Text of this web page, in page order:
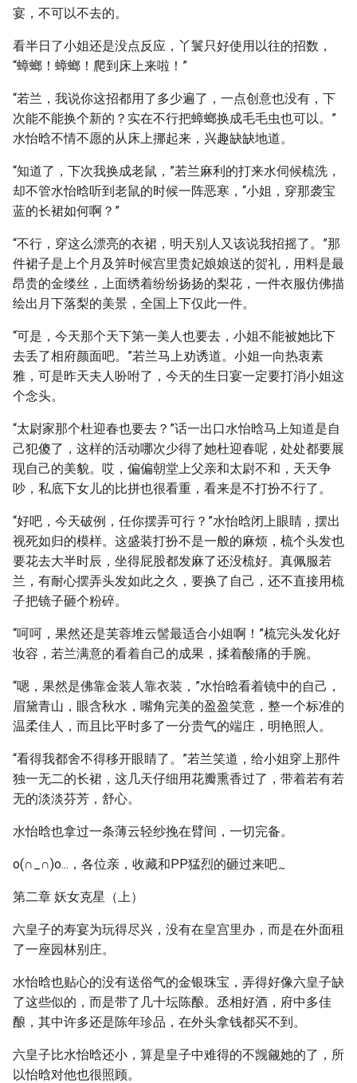
宴，不可以不去的。
看半日了小姐还是没点反应，丫鬟只好使用以往的招数，
“蟑螂！蟑螂！爬到床上来啦！”
“若兰，我说你这招都用了多少遍了，一点创意也没有，下
次能不能换个新的？实在不行把蟑螂换成毛毛虫也可以。”
水怡晗不情不愿的从床上挪起来，兴趣缺缺地道。
“知道了，下次我换成老鼠，”若兰麻利的打来水伺候梳洗，
却不管水怡晗听到老鼠的时候一阵恶寒，“小姐，穿那袭宝
蓝的长裙如何啊？”
“不行，穿这么漂亮的衣裙，明天别人又该说我招摇了。”那
件裙子是上个月及笄时候宫里贵妃娘娘送的贺礼，用料是最
昂贵的金缕丝，上面绣着纷纷扬扬的梨花，一件衣服仿佛描
绘出月下落梨的美景，全国上下仅此一件。
“可是，今天那个天下第一美人也要去，小姐不能被她比下
去丢了相府颜面吧。”若兰马上劝诱道。小姐一向热衷素
雅，可是昨天夫人吩咐了，今天的生日宴一定要打消小姐这
个念头。
“太尉家那个杜迎春也要去？”话一出口水怡晗马上知道是自
己犯傻了，这样的活动哪次少得了她杜迎春呢，处处都要展
现自己的美貌。哎，偏偏朝堂上父亲和太尉不和，天天争
吵，私底下女儿的比拼也很看重，看来是不打扮不行了。
“好吧，今天破例，任你摆弄可行？”水怡晗闭上眼睛，摆出
视死如归的模样。这盛装打扮不是一般的麻烦，梳个头发也
要花去大半时辰，坐得屁股都发麻了还没梳好。真佩服若
兰，有耐心摆弄头发如此之久，要换了自己，还不直接用梳
子把镜子砸个粉碎。
“呵呵，果然还是芙蓉堆云髻最适合小姐啊！”梳完头发化好
妆容，若兰满意的看着自己的成果，揉着酸痛的手腕。
“嗯，果然是佛靠金装人靠衣装，”水怡晗看着镜中的自己，
眉黛青山，眼含秋水，嘴角完美的盈盈笑意，整一个标准的
温柔佳人，而且比平时多了一分贵气的端庄，明艳照人。
“看得我都舍不得移开眼睛了。”若兰笑道，给小姐穿上那件
独一无二的长裙，这几天仔细用花瓣熏香过了，带着若有若
无的淡淡芬芳，舒心。
水怡晗也拿过一条薄云轻纱挽在臂间，一切完备。
o(∩_∩)o...，各位亲，收藏和PP猛烈的砸过来吧~
第二章 妖女克星（上）
六皇子的寿宴为玩得尽兴，没有在皇宫里办，而是在外面租
了一座园林别庄。
水怡晗也贴心的没有送俗气的金银珠宝，弄得好像六皇子缺
了这些似的，而是带了几十坛陈酿。丞相好酒，府中多佳
酿，其中许多还是陈年珍品，在外头拿钱都买不到。
六皇子比水怡晗还小，算是皇子中难得的不觊觎她的了，所
以怡晗对他也很照顾。